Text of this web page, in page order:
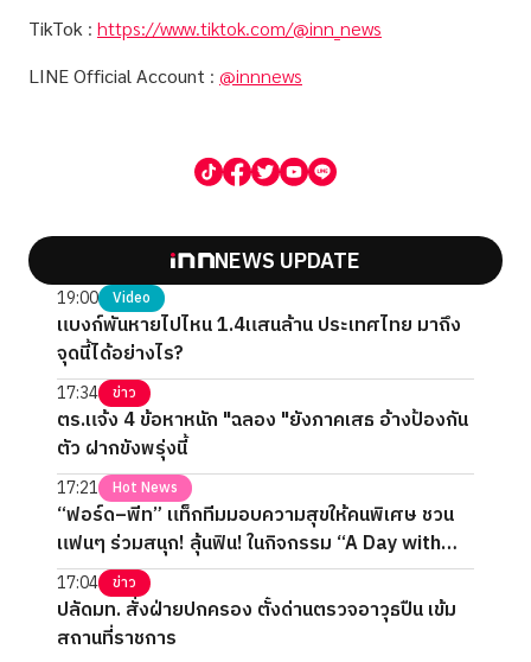
TikTok : https://www.tiktok.com/@inn_news
LINE Official Account : @innnews
NEWS UPDATE
19:00 Video
แบงก์พันหายไปไหน 1.4แสนล้าน ประเทศไทย มาถึง
จุดนี้ได้อย่างไร?
17:34 ข่าว
ตร.แจ้ง 4 ข้อหาหนัก "ฉลอง "ยังภาคเสธ อ้างป้องกัน
ตัว ฝากขังพรุ่งนี้
17:21 Hot News
“ฟอร์ด–พีท” แท็กทีมมอบความสุขให้คนพิเศษ ชวน
แฟนๆ ร่วมสนุก! ลุ้นฟิน! ในกิจกรรม “A Day with
FORTPEAT Exclusive Fan Meet”
17:04 ข่าว
ปลัดมท. สั่งฝ่ายปกครอง ตั้งด่านตรวจอาวุธปืน เข้ม
สถานที่ราชการ